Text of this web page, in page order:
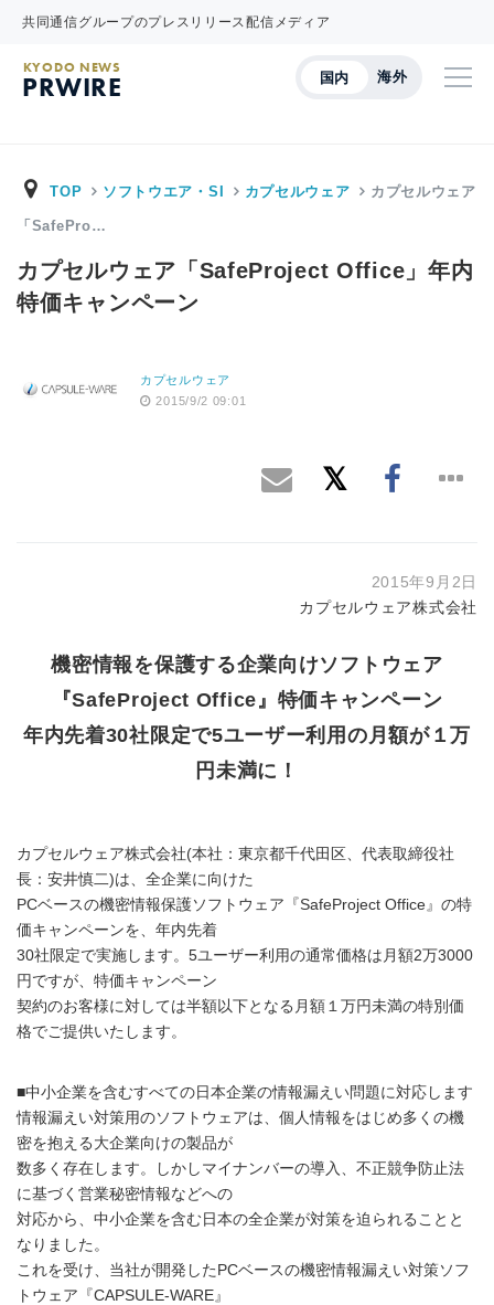
共同通信グループのプレスリリース配信メディア
国内 海外
KYODO NEWS
PRWIRE
TOP ソフトウエア・SI カプセルウェア カプセルウェア
「SafePro…
カプセルウェア「SafeProject Office」年内
特価キャンペーン
カプセルウェア
2015/9/2 09:01
2015年9月2日
カプセルウェア株式会社
機密情報を保護する企業向けソフトウェア
『SafeProject Office』特価キャンペーン
年内先着30社限定で5ユーザー利用の月額が１万
円未満に！
カプセルウェア株式会社(本社：東京都千代田区、代表取締役社
長：安井慎二)は、全企業に向けた
PCベースの機密情報保護ソフトウェア『SafeProject Office』の特
価キャンペーンを、年内先着
30社限定で実施します。5ユーザー利用の通常価格は月額2万3000
円ですが、特価キャンペーン
契約のお客様に対しては半額以下となる月額１万円未満の特別価
格でご提供いたします。
■中小企業を含むすべての日本企業の情報漏えい問題に対応します
情報漏えい対策用のソフトウェアは、個人情報をはじめ多くの機
密を抱える大企業向けの製品が
数多く存在します。しかしマイナンバーの導入、不正競争防止法
に基づく営業秘密情報などへの
対応から、中小企業を含む日本の全企業が対策を迫られることと
なりました。
これを受け、当社が開発したPCベースの機密情報漏えい対策ソフ
トウェア『CAPSULE-WARE』